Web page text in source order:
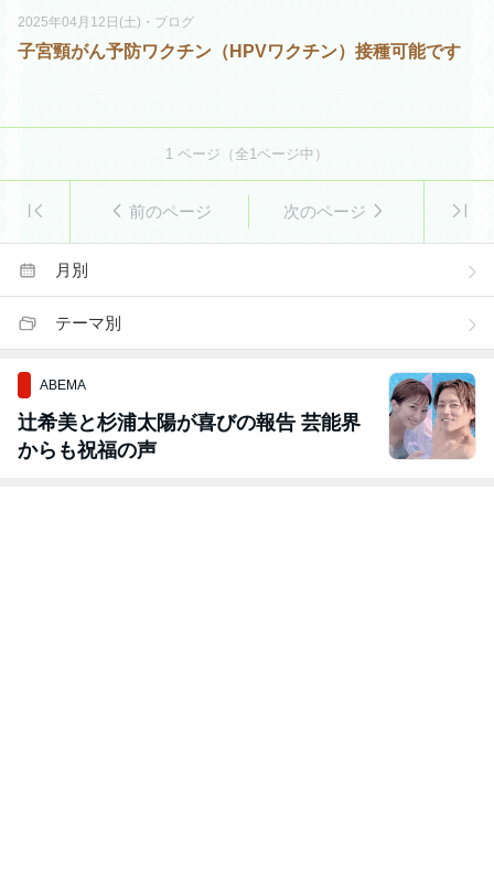
2025年04月12日(土) ・ ブログ
子宮頸がん予防ワクチン（HPVワクチン）接種可能です
1 ページ（全1ページ中）
前のページ 次のページ
月別
テーマ別
ABEMA
辻希美と杉浦太陽が喜びの報告 芸能界
からも祝福の声